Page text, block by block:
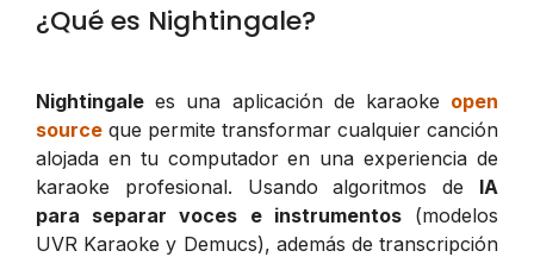
¿Qué es Nightingale?
Nightingale es una aplicación de karaoke open
source que permite transformar cualquier canción
alojada en tu computador en una experiencia de
karaoke profesional. Usando algoritmos de IA
para separar voces e instrumentos(modelos
UVR Karaoke y Demucs), además de transcripción